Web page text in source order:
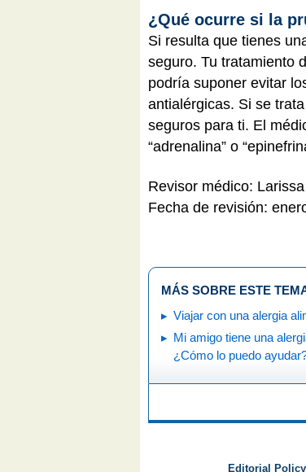
¿Qué ocurre si la
Si resulta que tienes
seguro. Tu tratamiento
podría suponer evitar
antialérgicas. Si se
seguros para ti. El
“adrenalina” o
Revisor médico:
Fecha de revisión:
MÁS SOBRE ESTE
Viajar con una alergia
Mi amigo tiene una
¿Cómo lo puedo
Editorial Policy